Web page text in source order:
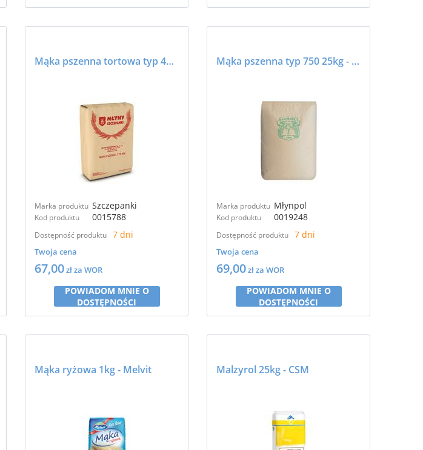
Mąka pszenna tortowa typ 450 25kg - SZCZEPANKI
Marka produktu Szczepanki
Kod produktu 0015788
Dostępność produktu 7 dni
Twoja cena
67,00zł za WOR
POWIADOM MNIE O
DOSTĘPNOŚCI
Mąka pszenna typ 750 25kg - MŁYNPOL
Marka produktu Młynpol
Kod produktu 0019248
Dostępność produktu 7 dni
Twoja cena
69,00zł za WOR
POWIADOM MNIE O
DOSTĘPNOŚCI
Mąka ryżowa 1kg - Melvit Malzyrol 25kg - CSM